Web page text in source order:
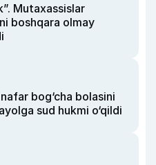
Mutaxassislar
boshqara olmay
bog‘cha bolasini
sud hukmi o‘qildi